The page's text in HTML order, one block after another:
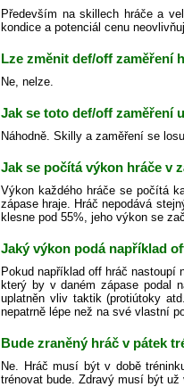
Především na skillech hráče a
kondice a potenciál cenu
Lze změnit def/off zaměření
Ne, nelze.
Jak se toto def/off zaměření
Náhodně. Skilly a zaměření se
Jak se počítá výkon hráče v
Výkon každého hráče se počítá
zápase hraje. Hráč nepodává
klesne pod 55%, jeho výkon se
Jaký výkon podá například
Pokud například off hráč nastoupí
který by v daném zápase podal
uplatněn vliv taktik (protiútoky
nepatrně lépe než na své vlastní
Bude zraněný hráč v pátek
Ne. Hráč musí být v době
trénovat bude. Zdravý musí být